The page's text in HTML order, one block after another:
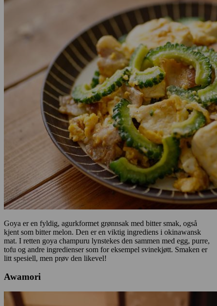
Goya er en fyldig, agurkformet grønnsak med bitter smak, også
kjent som bitter melon. Den er en viktig ingrediens i okinawansk
mat. I retten goya champuru lynstekes den sammen med egg, purre,
tofu og andre ingredienser som for eksempel svinekjøtt. Smaken er
litt spesiell, men prøv den likevel!
Awamori